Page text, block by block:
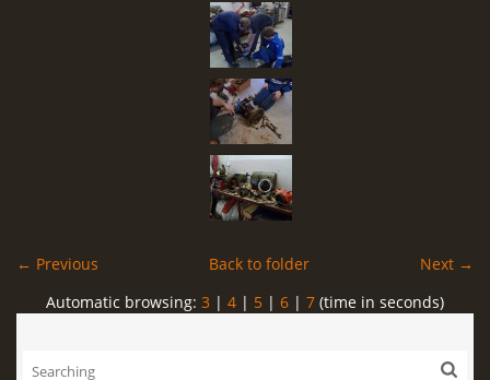
← Previous Next →
Back to folder
Automatic browsing: 3 | 4 | 5 | 6 | 7 (time in seconds)